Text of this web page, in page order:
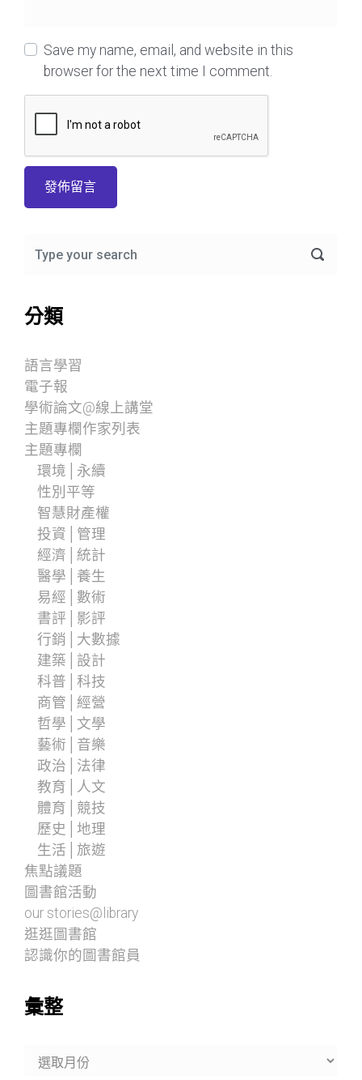
Save my name, email, and website in this
browser for the next time I comment.
分類
語言學習
電子報
學術論文@線上講堂
主題專欄作家列表
主題專欄
環境│永續
性別平等
智慧財產權
投資│管理
經濟│統計
醫學│養生
易經│數術
書評│影評
行銷│大數據
建築│設計
科普│科技
商管│經營
哲學│文學
藝術│音樂
政治│法律
教育│人文
體育│競技
歷史│地理
生活│旅遊
焦點議題
圖書館活動
our stories@library
逛逛圖書館
認識你的圖書館員
彙整